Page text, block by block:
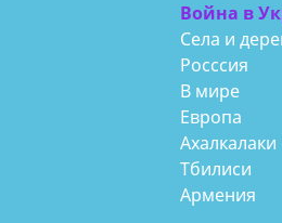
Война в
Села и
Росссия
В мире
Европа
Ахалкалаки
Тбилиси
Армения